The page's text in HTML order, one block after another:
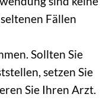
Fällen
Sollten Sie
setzen Sie
Sie Ihren Arzt.